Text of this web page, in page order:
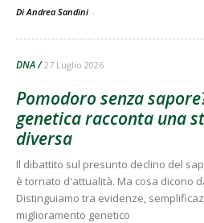
Di Andrea Sandini -
DNA 27 Luglio 2026
Pomodoro senza
genetica racconta una
diversa
Il dibattito sul presunto declino del
è tornato d'attualità. Ma cosa dicono
Distinguiamo tra evidenze,
miglioramento genetico